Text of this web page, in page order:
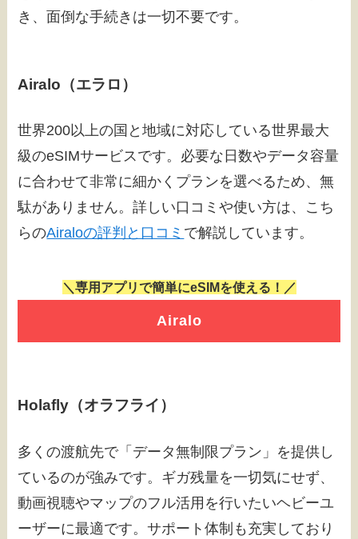
き、面倒な手続きは一切不要です。
Airalo（エラロ）
世界200以上の国と地域に対応している世界最大
級のeSIMサービスです。必要な日数やデータ容量
に合わせて非常に細かくプランを選べるため、無
駄がありません。詳しい口コミや使い方は、こち
らのAiraloの評判と口コミ で解説しています。
＼専用アプリで簡単にeSIMを使える！／
Airalo
Holafly（オラフライ）
多くの渡航先で「データ無制限プラン」を提供し
ているのが強みです。ギガ残量を一切気にせず、
動画視聴やマップのフル活用を行いたいヘビーユ
ーザーに最適です。サポート体制も充実しており